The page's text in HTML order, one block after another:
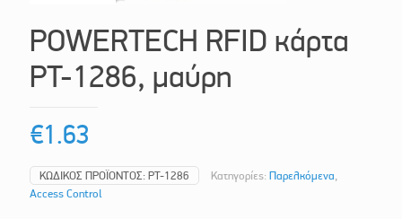
POWERTECH RFID κάρτα
PT-1286, μαύρη
€1.63
ΚΩΔΙΚΌΣ ΠΡΟΪΌΝΤΟΣ: PT-1286 Κατηγορίες: Παρελκόμενα
Access Control